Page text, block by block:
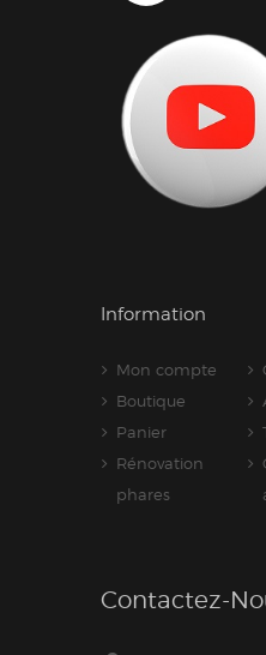
Information
Mon compte
Boutique
Panier
Rénovation
phares
Contactez-